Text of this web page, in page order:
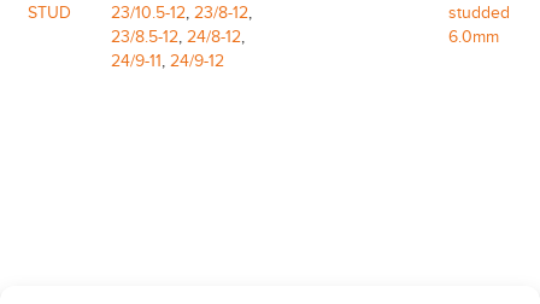
STUD
23/10.5-12, 23/8-12,
23/8.5-12, 24/8-12,
24/9-11, 24/9-12
studded
6.0mm